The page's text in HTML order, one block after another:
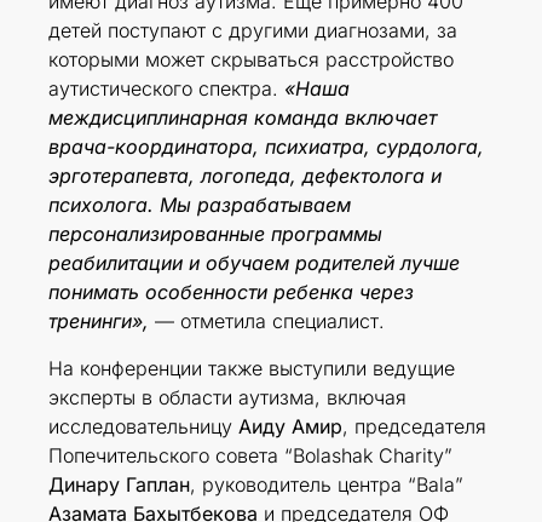
детей поступают с другими диагнозами, за
которыми может скрываться расстройство
аутистического спектра. «Наша
междисциплинарная команда включает
врача-координатора, психиатра, сурдолога,
эрготерапевта, логопеда, дефектолога и
психолога. Мы разрабатываем
персонализированные программы
реабилитации и обучаем родителей лучше
понимать особенности ребенка через
тренинги», — отметила специалист.
На конференции также выступили ведущие
эксперты в области аутизма, включая
исследовательницу Аиду Амир, председателя
Попечительского совета “Bolashak Charity”
Динару Гаплан, руководитель центра “Bala”
Азамата Бахытбекова и председателя ОФ